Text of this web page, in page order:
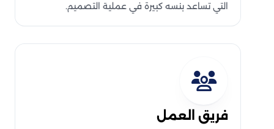
التي تساعد بنسه كبيرة في عملية التصميم.
فريق العمل